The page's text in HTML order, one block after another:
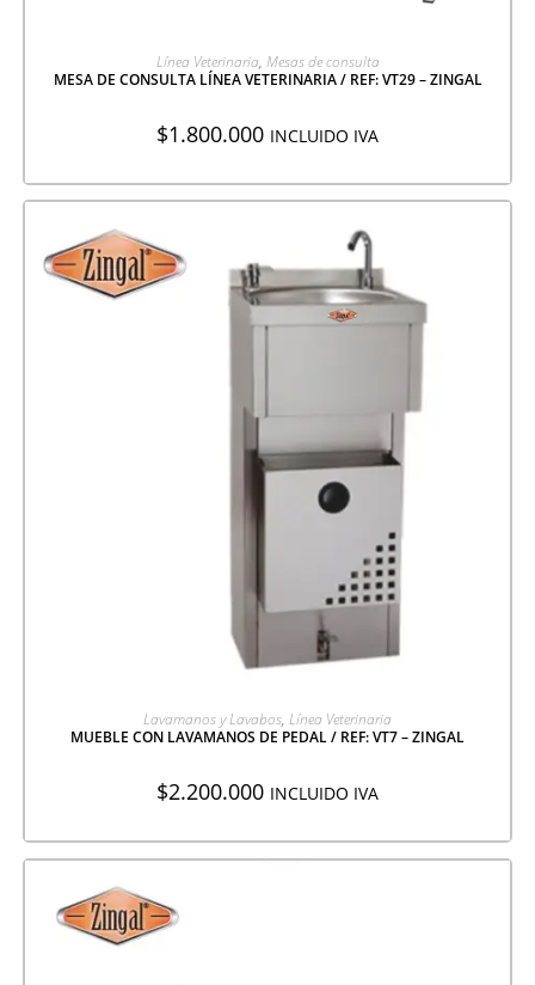
AGREGAR A COTIZACIÓN
Línea Veterinaria, Mesas de consulta
MESA DE CONSULTA LÍNEA VETERINARIA / REF: VT29 – ZINGAL
$1.800.000 INCLUIDO IVA
AGREGAR A COTIZACIÓN
Lavamanos y Lavabos, Línea Veterinaria
MUEBLE CON LAVAMANOS DE PEDAL / REF: VT7 – ZINGAL
$2.200.000 INCLUIDO IVA